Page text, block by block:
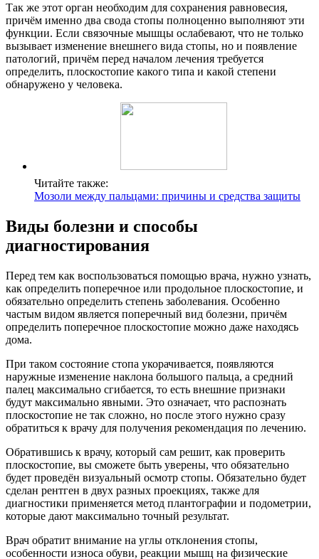
Так же этот орган необходим для сохранения равновесия,
причём именно два свода стопы полноценно выполняют эти
функции. Если связочные мышцы ослабевают, что не только
вызывает изменение внешнего вида стопы, но и появление
патологий, причём перед началом лечения требуется
определить, плоскостопие какого типа и какой степени
обнаружено у человека.
Читайте также:
Мозоли между пальцами: причины и средства защиты
Виды болезни и способы
диагностирования
Перед тем как воспользоваться помощью врача, нужно узнать,
как определить поперечное или продольное плоскостопие, и
обязательно определить степень заболевания. Особенно
частым видом является поперечный вид болезни, причём
определить поперечное плоскостопие можно даже находясь
дома.
При таком состояние стопа укорачивается, появляются
наружные изменение наклона большого пальца, а средний
палец максимально сгибается, то есть внешние признаки
будут максимально явными. Это означает, что распознать
плоскостопие не так сложно, но после этого нужно сразу
обратиться к врачу для получения рекомендация по лечению.
Обратившись к врачу, который сам решит, как проверить
плоскостопие, вы сможете быть уверены, что обязательно
будет проведён визуальный осмотр стопы. Обязательно будет
сделан рентген в двух разных проекциях, также для
диагностики применяется метод плантографии и подометрии,
которые дают максимально точный результат.
Врач обратит внимание на углы отклонения стопы,
особенности износа обуви, реакции мышц на физические